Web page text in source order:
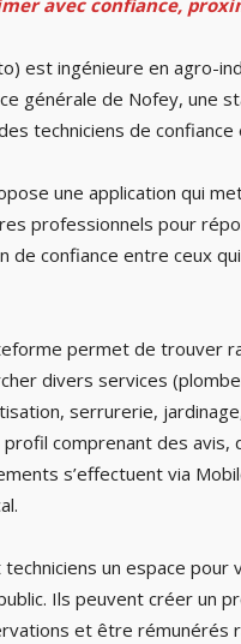
avec confiance,
est ingénieure en agro-
générale de Nofey, une
techniciens de confiance
une application qui
professionnels pour
de confiance entre ceux
permet de trouver
divers services
serrurerie,
profil comprenant des
s’effectuent via
un espace
Ils peuvent créer un
et être rémunérés